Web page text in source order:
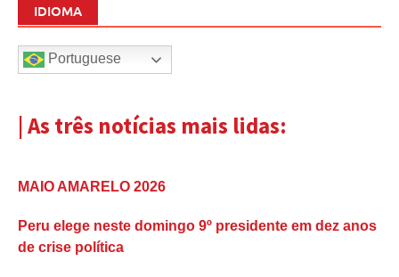
IDIOMA
Portuguese
| As três notícias mais lidas:
MAIO AMARELO 2026
Peru elege neste domingo 9º presidente em dez anos
de crise política